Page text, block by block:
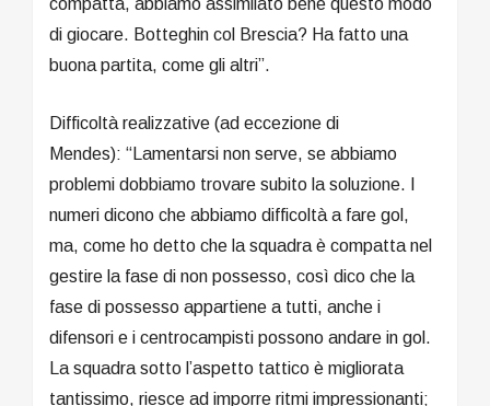
di giocare. Botteghin col Brescia? Ha fatto una
buona partita, come gli altri”.
Difficoltà realizzative (ad eccezione di
Mendes): “Lamentarsi non serve, se abbiamo
problemi dobbiamo trovare subito la soluzione. I
numeri dicono che abbiamo difficoltà a fare gol,
ma, come ho detto che la squadra è compatta nel
gestire la fase di non possesso, così dico che la
fase di possesso appartiene a tutti, anche i
difensori e i centrocampisti possono andare in gol.
La squadra sotto l’aspetto tattico è migliorata
tantissimo, riesce ad imporre ritmi impressionanti;